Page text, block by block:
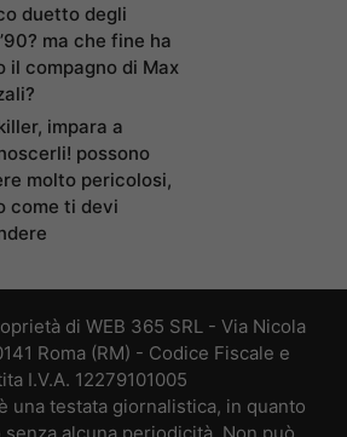
duetto degli
ma che fine ha
il compagno di Max
impara a
possono
molto pericolosi,
come ti devi
di WEB 365 SRL - Via Nicola
Roma (RM) - Codice Fiscale e
I.V.A. 12279101005
una testata giornalistica, in quanto